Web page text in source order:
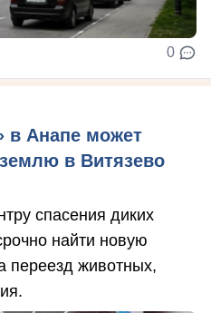
0
в Анапе может
в Витязево
спасения диких
найти новую
переезд животных,